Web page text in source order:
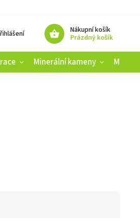
Nákupní košík
Prázdný košík
Minerální kameny